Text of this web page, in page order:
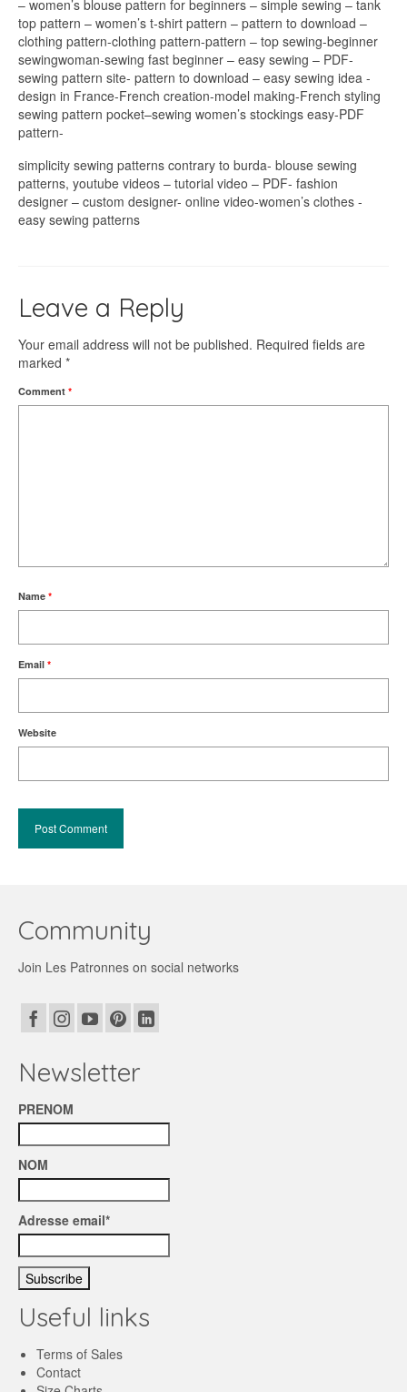
– women’s blouse pattern for beginners – simple sewing – tank
top pattern – women’s t-shirt pattern – pattern to download –
clothing pattern-clothing pattern-pattern – top sewing-beginner
sewingwoman-sewing fast beginner – easy sewing – PDF-
sewing pattern site- pattern to download – easy sewing idea -
design in France-French creation-model making-French styling
sewing pattern pocket–sewing women’s stockings easy-PDF
pattern-
simplicity sewing patterns contrary to burda- blouse sewing
patterns, youtube videos – tutorial video – PDF- fashion
designer – custom designer- online video-women’s clothes -
easy sewing patterns
Leave a Reply
Your email address will not be published. Required fields are
marked *
Comment *
Name *
Email *
Website
Community
Join Les Patronnes on social networks
Newsletter
PRENOM
NOM
Adresse email*
Useful links
Terms of Sales
Contact